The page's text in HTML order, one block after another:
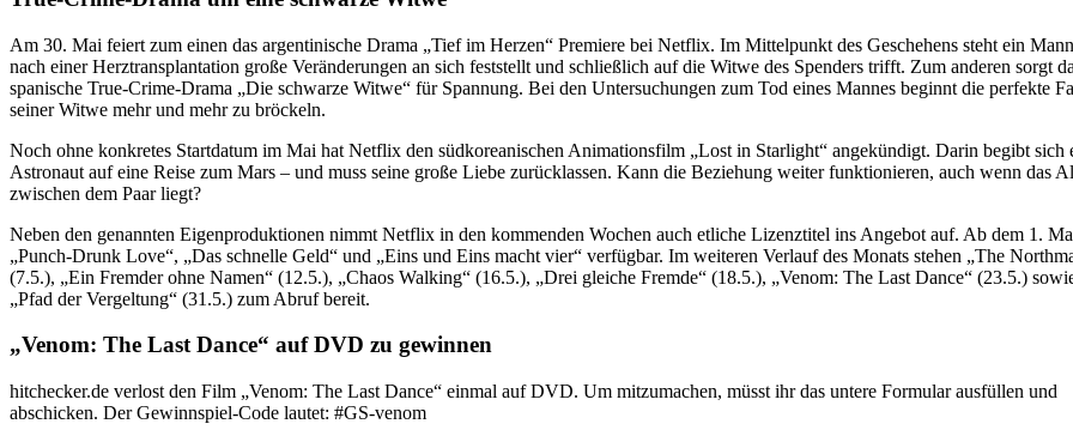
Am 30. Mai feiert zum einen das argentinische Drama „Tief im Herzen“ Premiere bei Netflix. Im Mittelpunkt des Geschehens steht ein
nach einer Herztransplantation große Veränderungen an sich feststellt und schließlich auf die Witwe des Spenders trifft. Zum anderen sorgt
spanische True-Crime-Drama „Die schwarze Witwe“ für Spannung. Bei den Untersuchungen zum Tod eines Mannes beginnt die perfekte
seiner Witwe mehr und mehr zu bröckeln.
Noch ohne konkretes Startdatum im Mai hat Netflix den südkoreanischen Animationsfilm „Lost in Starlight“ angekündigt. Darin begibt sich
Astronaut auf eine Reise zum Mars – und muss seine große Liebe zurücklassen. Kann die Beziehung weiter funktionieren, auch wenn das
zwischen dem Paar liegt?
Neben den genannten Eigenproduktionen nimmt Netflix in den kommenden Wochen auch etliche Lizenztitel ins Angebot auf. Ab dem 1.
„Punch-Drunk Love“, „Das schnelle Geld“ und „Eins und Eins macht vier“ verfügbar. Im weiteren Verlauf des Monats stehen „The
(7.5.), „Ein Fremder ohne Namen“ (12.5.), „Chaos Walking“ (16.5.), „Drei gleiche Fremde“ (18.5.), „Venom: The Last Dance“ (23.5.)
„Pfad der Vergeltung“ (31.5.) zum Abruf bereit.
„Venom: The Last Dance“ auf DVD zu gewinnen
hitchecker.de verlost den Film „Venom: The Last Dance“ einmal auf DVD. Um mitzumachen, müsst ihr das untere Formular ausfüllen und
abschicken. Der Gewinnspiel-Code lautet: #GS-venom